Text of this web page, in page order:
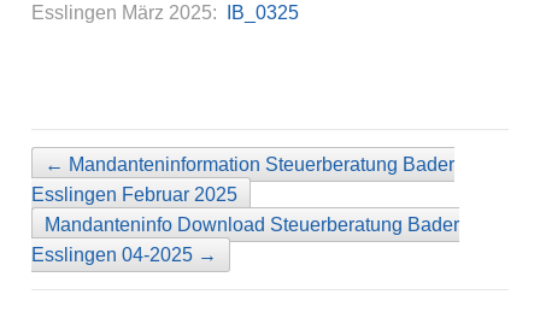
Esslingen März 2025:
IB_0325
← Mandanteninformation Steuerberatung Bader
Esslingen Februar 2025
Mandanteninfo Download Steuerberatung Bader
Esslingen 04-2025 →